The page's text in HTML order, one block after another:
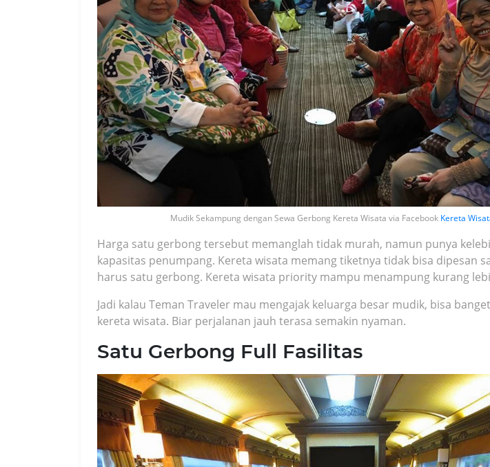
Mudik Sekampung dengan Sewa Gerbong Kereta Wisata via Facebook Kereta
Harga satu gerbong tersebut memanglah tidak murah, namun punya
kapasitas penumpang. Kereta wisata memang tiketnya tidak bisa dipesan
harus satu gerbong. Kereta wisata priority mampu menampung kurang
Jadi kalau Teman Traveler mau mengajak keluarga besar mudik, bisa
kereta wisata. Biar perjalanan jauh terasa semakin nyaman.
Satu Gerbong Full Fasilitas